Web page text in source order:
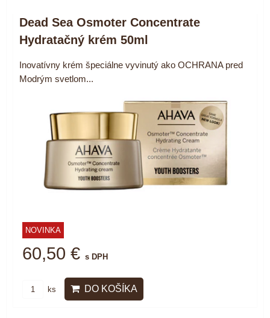
Dead Sea Osmoter Concentrate
Hydratačný krém 50ml
Inovatívny krém špeciálne vyvinutý ako OCHRANA pred
Modrým svetlom...
NOVINKA
60,50 € s DPH
ks DO KOŠÍKA